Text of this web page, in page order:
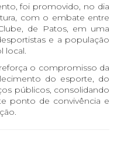
foi promovido, no dia
com o embate entre
de Patos, em uma
e a população
local.
o compromisso da
do esporte, do
públicos, consolidando
ponto de convivência e